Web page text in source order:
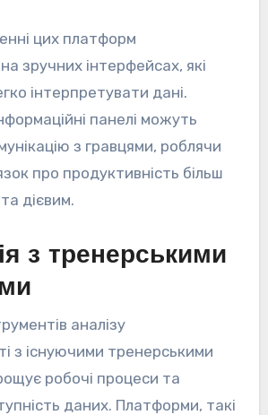
цих платформ
зручних інтерфейсах, які
інтерпретувати дані.
панелі можуть
з гравцями, роблячи
про продуктивність більш
дієвим.
з тренерськими
аналізу
з існуючими тренерськими
робочі процеси та
даних. Платформи, такі